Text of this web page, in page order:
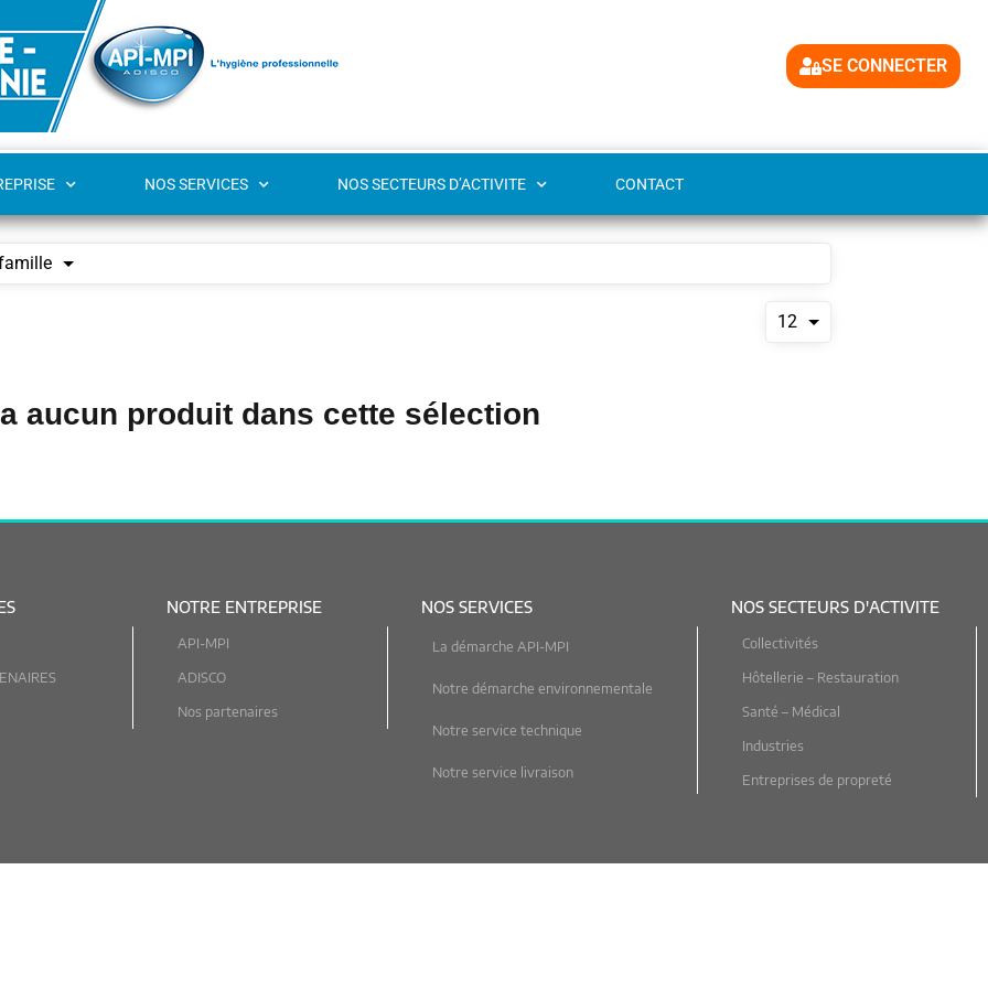
SE CONNECTER
NOS SERVICES NOS SECTEURS D’ACTIVITE CONTACT
12
aucun produit dans cette sélection
NOTRE ENTREPRISE
API-MPI
ADISCO
Nos partenaires
NOS SERVICES
La démarche API-MPI
Notre démarche environnementale
Notre service technique
Notre service livraison
NOS SECTEURS D'ACTIVITE
Collectivités
Hôtellerie – Restauration
Santé – Médical
Industries
Entreprises de propreté